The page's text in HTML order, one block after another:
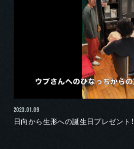
2023.01.09
日向から生形への誕生日プレゼント！